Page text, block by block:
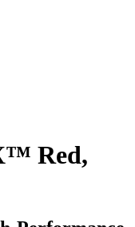
Red,